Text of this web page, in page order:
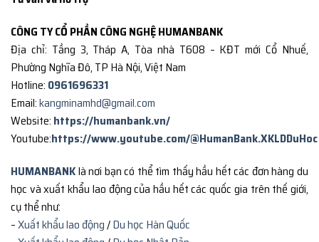
CÔNG TY CỔ PHẦN CÔNG NGHỆ HUMANBANK
Địa chỉ: Tầng 3, Tháp A, Tòa nhà T608 – KĐT mới Cổ Nhuế,
Phường Nghĩa Đô, TP Hà Nội, Việt Nam
Hotline: 0961696331
Email:kangminamhd@gmail.com
Website: https://humanbank.vn/
Youtube:https://www.youtube.com/@HumanBank.XKLDDuHoc
HUMANBANKlà nơi bạn có thể tìm thấy hầu hết các đơn hàng du
học và xuất khẩu lao động của hầu hết các quốc gia trên thế giới,
cụ thể như:
–Xuất khẩu lao động/Du học Hàn Quốc